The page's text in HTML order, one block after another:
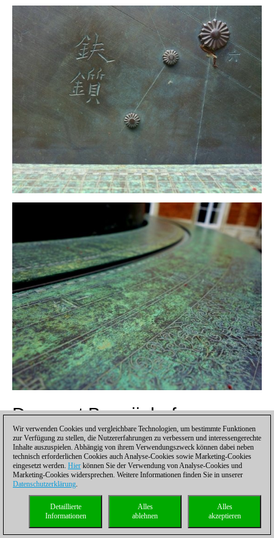
De groot Beguijnhof
Der "Große Beginenhof" in Leuven bildete eine kleine Stadt
innerhalb der Stadt. Die Beginen sind eine Ordensgemeinschaft,
deren Mitglieder, allerdings ohne Gelübde und ohne Klausur,
zusammenlebten. Solche Gemeinschaften gab es in Flandern,
Deutschland, der Schweiz, Oberitalien und Frankreich seit dem
Lütticher Pfarrer Lambert le Bégue zurück, der 1180 in Lüttich in
einem großen Garten unverheirateten Frauen und Witwen,
Wir verwenden Cookies und vergleichbare Technologien, um bestimmte Funktionen
zur Verfügung zu stellen, die Nutzererfahrungen zu verbessern und interessengerechte
Inhalte auszuspielen. Abhängig von ihrem Verwendungszweck können dabei neben
technisch erforderlichen Cookies auch Analyse-Cookies sowie Marketing-Cookies
eingesetzt werden. Hier können Sie der Verwendung von Analyse-Cookies und
Marketing-Cookies widersprechen. Weitere Informationen finden Sie in unserer
Datenschutzerklärung.
Alles
akzeptieren
Alles
ablehnen
Detaillierte
Informationen